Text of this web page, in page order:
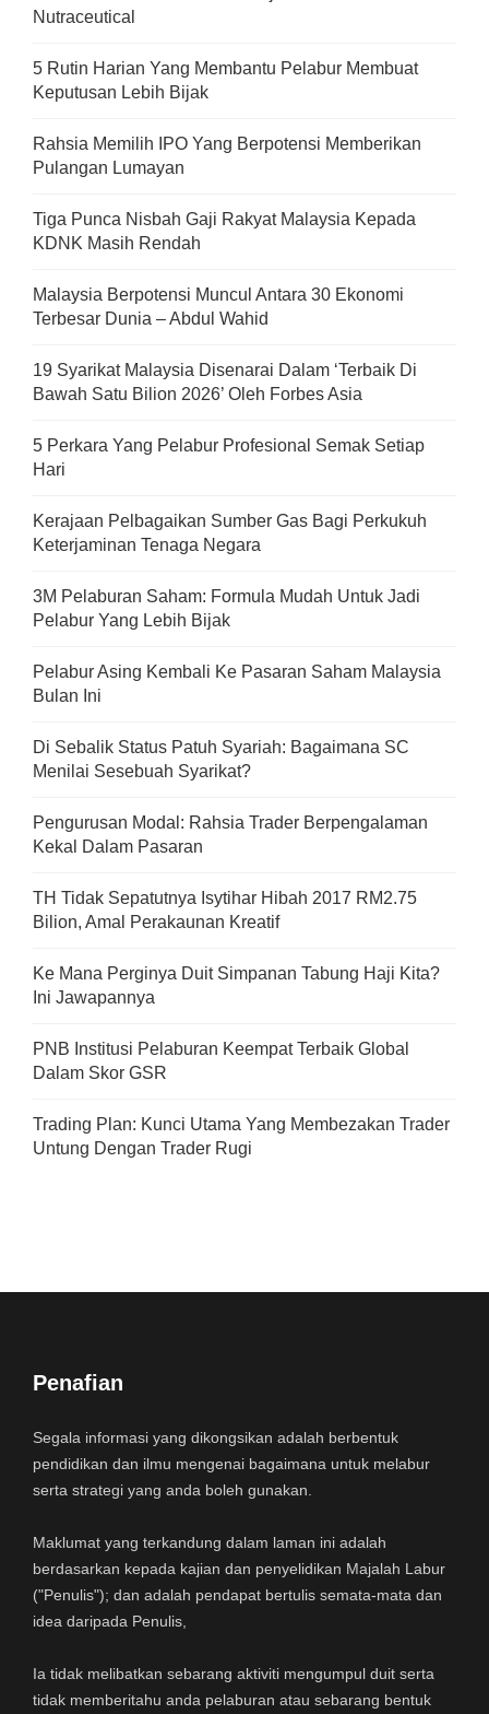
Nutraceutical
5 Rutin Harian Yang Membantu Pelabur Membuat
Keputusan Lebih Bijak
Rahsia Memilih IPO Yang Berpotensi Memberikan
Pulangan Lumayan
Tiga Punca Nisbah Gaji Rakyat Malaysia Kepada
KDNK Masih Rendah
Malaysia Berpotensi Muncul Antara 30 Ekonomi
Terbesar Dunia – Abdul Wahid
19 Syarikat Malaysia Disenarai Dalam ‘Terbaik Di
Bawah Satu Bilion 2026’ Oleh Forbes Asia
5 Perkara Yang Pelabur Profesional Semak Setiap
Hari
Kerajaan Pelbagaikan Sumber Gas Bagi Perkukuh
Keterjaminan Tenaga Negara
3M Pelaburan Saham: Formula Mudah Untuk Jadi
Pelabur Yang Lebih Bijak
Pelabur Asing Kembali Ke Pasaran Saham Malaysia
Bulan Ini
Di Sebalik Status Patuh Syariah: Bagaimana SC
Menilai Sesebuah Syarikat?
Pengurusan Modal: Rahsia Trader Berpengalaman
Kekal Dalam Pasaran
TH Tidak Sepatutnya Isytihar Hibah 2017 RM2.75
Bilion, Amal Perakaunan Kreatif
Ke Mana Perginya Duit Simpanan Tabung Haji Kita?
Ini Jawapannya
PNB Institusi Pelaburan Keempat Terbaik Global
Dalam Skor GSR
Trading Plan: Kunci Utama Yang Membezakan Trader
Untung Dengan Trader Rugi
Penafian
Segala informasi yang dikongsikan adalah berbentuk
pendidikan dan ilmu mengenai bagaimana untuk melabur
serta strategi yang anda boleh gunakan.
Maklumat yang terkandung dalam laman ini adalah
berdasarkan kepada kajian dan penyelidikan Majalah Labur
("Penulis"); dan adalah pendapat bertulis semata-mata dan
idea daripada Penulis,
Ia tidak melibatkan sebarang aktiviti mengumpul duit serta
tidak memberitahu anda pelaburan atau sebarang bentuk